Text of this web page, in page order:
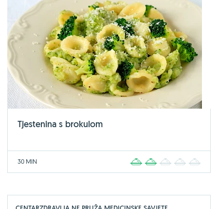
Tjestenina s brokulom
30 MIN 2 3 4